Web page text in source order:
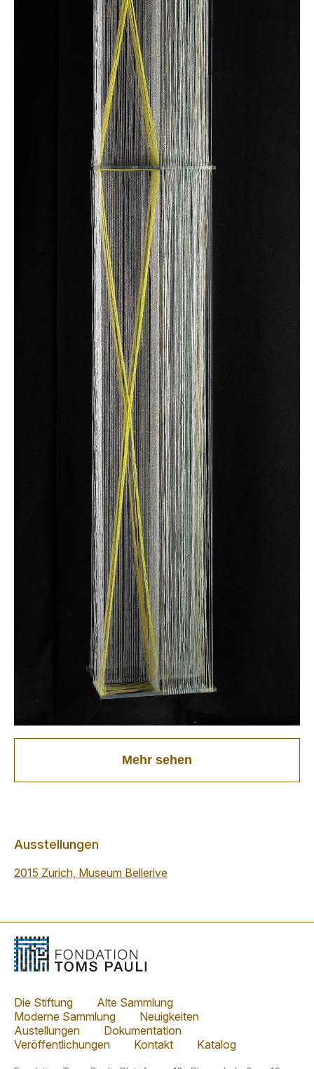
Mehr sehen
Ausstellungen
2015 Zurich, Museum Bellerive
Die Stiftung
Alte Sammlung
Moderne Sammlung
Neuigkeiten
Austellungen
Dokumentation
Veröffentlichungen
Kontakt Katalog